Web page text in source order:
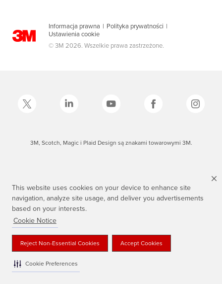
This website uses cookies on your device to enhance site
navigation, analyze site usage, and deliver you advertisements
based on your interests.
Cookie Notice
Reject Non-Essential Cookies Accept Cookies
Cookie Preferences
Informacja prawna | Polityka prywatności |
Ustawienia cookie
© 3M 2026. Wszelkie prawa zastrzeżone.
3M, Scotch, Magic i Plaid Design są znakami towarowymi 3M.